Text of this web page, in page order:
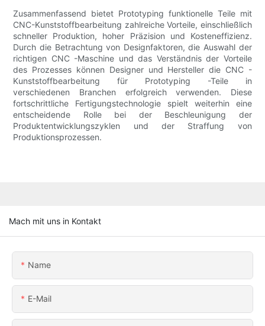
Zusammenfassend bietet Prototyping funktionelle Teile mit
CNC-Kunststoffbearbeitung zahlreiche Vorteile, einschließlich
schneller Produktion, hoher Präzision und Kosteneffizienz.
Durch die Betrachtung von Designfaktoren, die Auswahl der
richtigen CNC -Maschine und das Verständnis der Vorteile
des Prozesses können Designer und Hersteller die CNC -
Kunststoffbearbeitung für Prototyping -Teile in
verschiedenen Branchen erfolgreich verwenden. Diese
fortschrittliche Fertigungstechnologie spielt weiterhin eine
entscheidende Rolle bei der Beschleunigung der
Produktentwicklungszyklen und der Straffung von
Produktionsprozessen.
Mach mit uns in Kontakt
Name
E-Mail